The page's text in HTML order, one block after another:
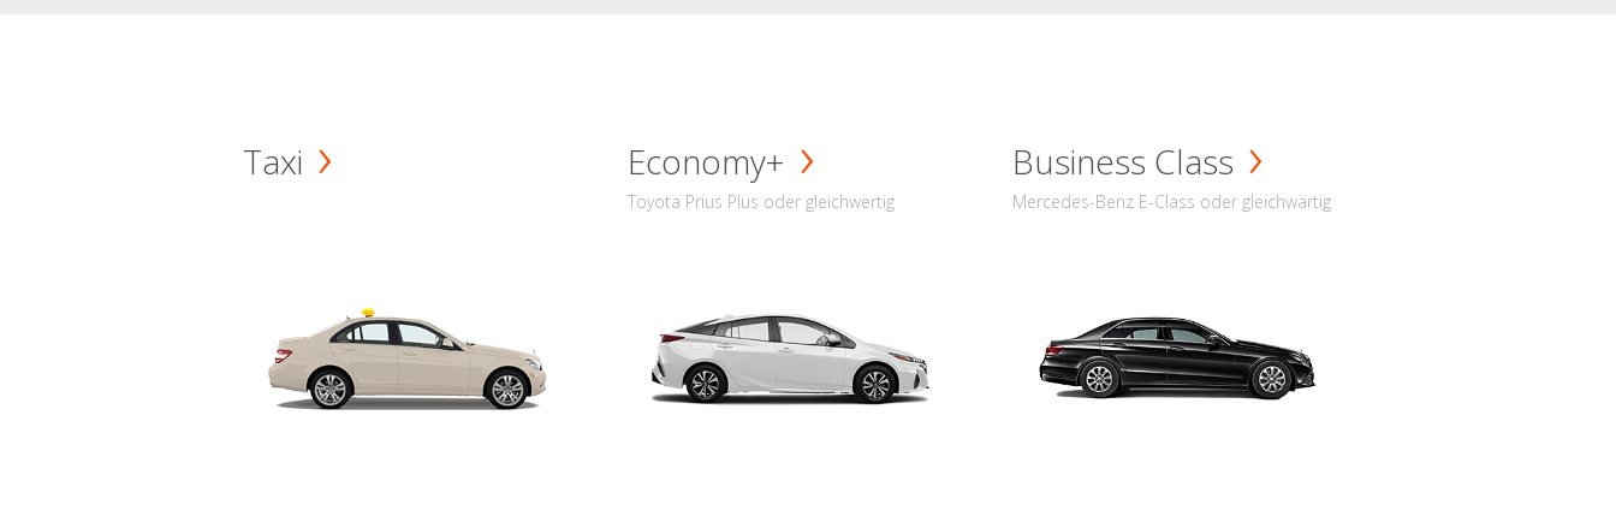
Taxi Economy+
Toyota Prius Plus oder gleichwertig
Business Class
Mercedes-Benz E-Class oder gleichwärtig